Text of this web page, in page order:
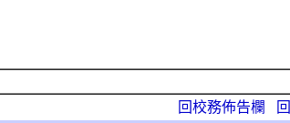
回校務佈告欄 回